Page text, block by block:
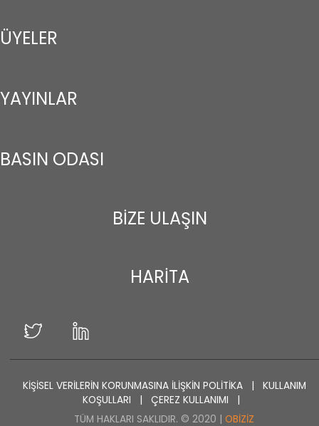
ÜYELER
YAYINLAR
BASIN ODASI
BİZE ULAŞIN
HARİTA
KİŞİSEL VERİLERİN KORUNMASINA İLİŞKİN POLİTİKA
KULLANIM
KOŞULLARI
|ÇEREZ KULLANIMI
TÜM HAKLARI SAKLIDIR. © 2020 |OBIZIZ